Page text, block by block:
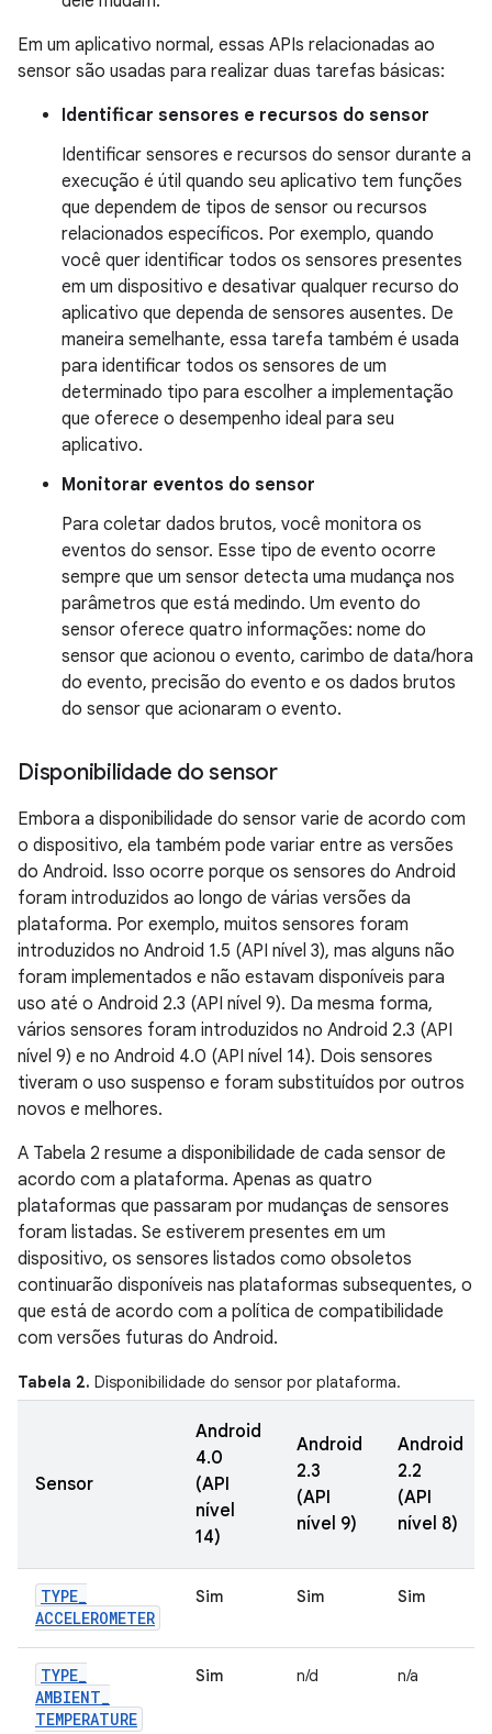
Em um aplicativo normal, essas APIs relacionadas ao
sensor são usadas para realizar duas tarefas básicas:
Identificar sensores e recursos do sensor
Identificar sensores e recursos do sensor durante a
execução é útil quando seu aplicativo tem funções
que dependem de tipos de sensor ou recursos
relacionados específicos. Por exemplo, quando
você quer identificar todos os sensores presentes
em um dispositivo e desativar qualquer recurso do
aplicativo que dependa de sensores ausentes. De
maneira semelhante, essa tarefa também é usada
para identificar todos os sensores de um
determinado tipo para escolher a implementação
que oferece o desempenho ideal para seu
aplicativo.
Monitorar eventos do sensor
Para coletar dados brutos, você monitora os
eventos do sensor. Esse tipo de evento ocorre
sempre que um sensor detecta uma mudança nos
parâmetros que está medindo. Um evento do
sensor oferece quatro informações: nome do
sensor que acionou o evento, carimbo de data/hora
do evento, precisão do evento e os dados brutos
do sensor que acionaram o evento.
Disponibilidade do sensor
Embora a disponibilidade do sensor varie de acordo com
o dispositivo, ela também pode variar entre as versões
do Android. Isso ocorre porque os sensores do Android
foram introduzidos ao longo de várias versões da
plataforma. Por exemplo, muitos sensores foram
introduzidos no Android 1.5 (API nível 3), mas alguns não
foram implementados e não estavam disponíveis para
uso até o Android 2.3 (API nível 9). Da mesma forma,
vários sensores foram introduzidos no Android 2.3 (API
nível 9) e no Android 4.0 (API nível 14). Dois sensores
tiveram o uso suspenso e foram substituídos por outros
novos e melhores.
A Tabela 2 resume a disponibilidade de cada sensor de
acordo com a plataforma. Apenas as quatro
plataformas que passaram por mudanças de sensores
foram listadas. Se estiverem presentes em um
dispositivo, os sensores listados como obsoletos
continuarão disponíveis nas plataformas subsequentes, o
que está de acordo com a política de compatibilidade
com versões futuras do Android.
Tabela 2. Disponibilidade do sensor por plataforma.
Sensor
Android
4.0
(API
nível
14)
Android
2.3
(API
nível 9)
Android
2.2
(API
nível 8)
TYPE_
ACCELEROMETER
Sim Sim Sim
TYPE_
AMBIENT_
TEMPERATURE
Sim n/d n/a